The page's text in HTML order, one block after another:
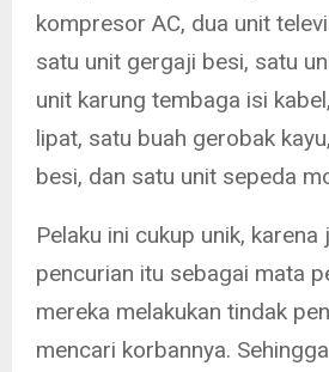
kompresor AC, dua unit
satu unit gergaji besi, satu
unit karung tembaga isi
lipat, satu buah gerobak
besi, dan satu unit sepeda
Pelaku ini cukup unik,
pencurian itu sebagai mata
mereka melakukan tindak
mencari korbannya.